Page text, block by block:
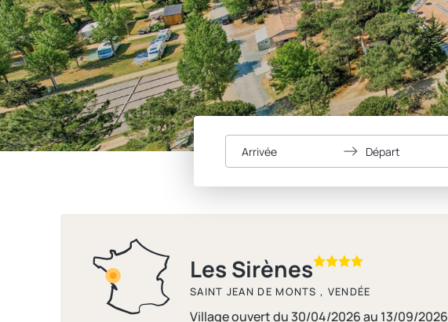
Arrivée Départ
Les Sirènes
SAINT JEAN DE MONTS , VENDÉE
Village ouvert du 30/04/2026 au 13/09/2026